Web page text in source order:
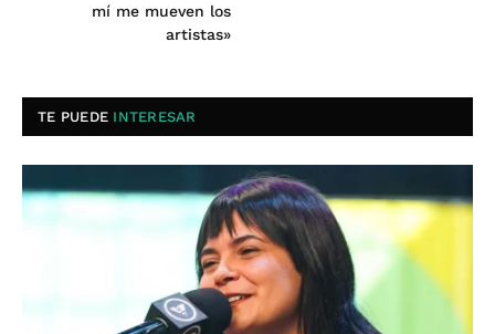
mí me mueven los
artistas»
TE PUEDE INTERESAR